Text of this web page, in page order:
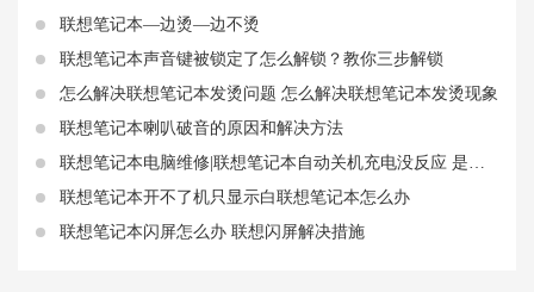
联想笔记本—边烫—边不烫
联想笔记本声音键被锁定了怎么解锁？教你三步解锁
怎么解决联想笔记本发烫问题 怎么解决联想笔记本发烫现象
联想笔记本喇叭破音的原因和解决方法
联想笔记本电脑维修|联想笔记本自动关机充电没反应 是什么原因导致的
联想笔记本开不了机只显示白联想笔记本怎么办
联想笔记本闪屏怎么办 联想闪屏解决措施